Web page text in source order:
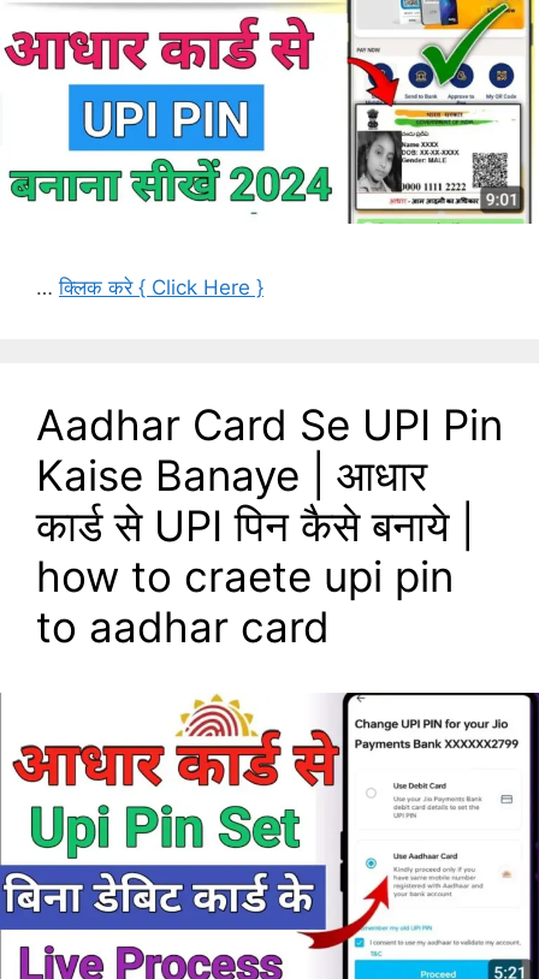
…क्लिक करे { Click Here }
Aadhar Card Se UPI Pin
Kaise Banaye | आधार
कार्ड से UPI पिन कैसे बनाये |
how to craete upi pin
to aadhar card